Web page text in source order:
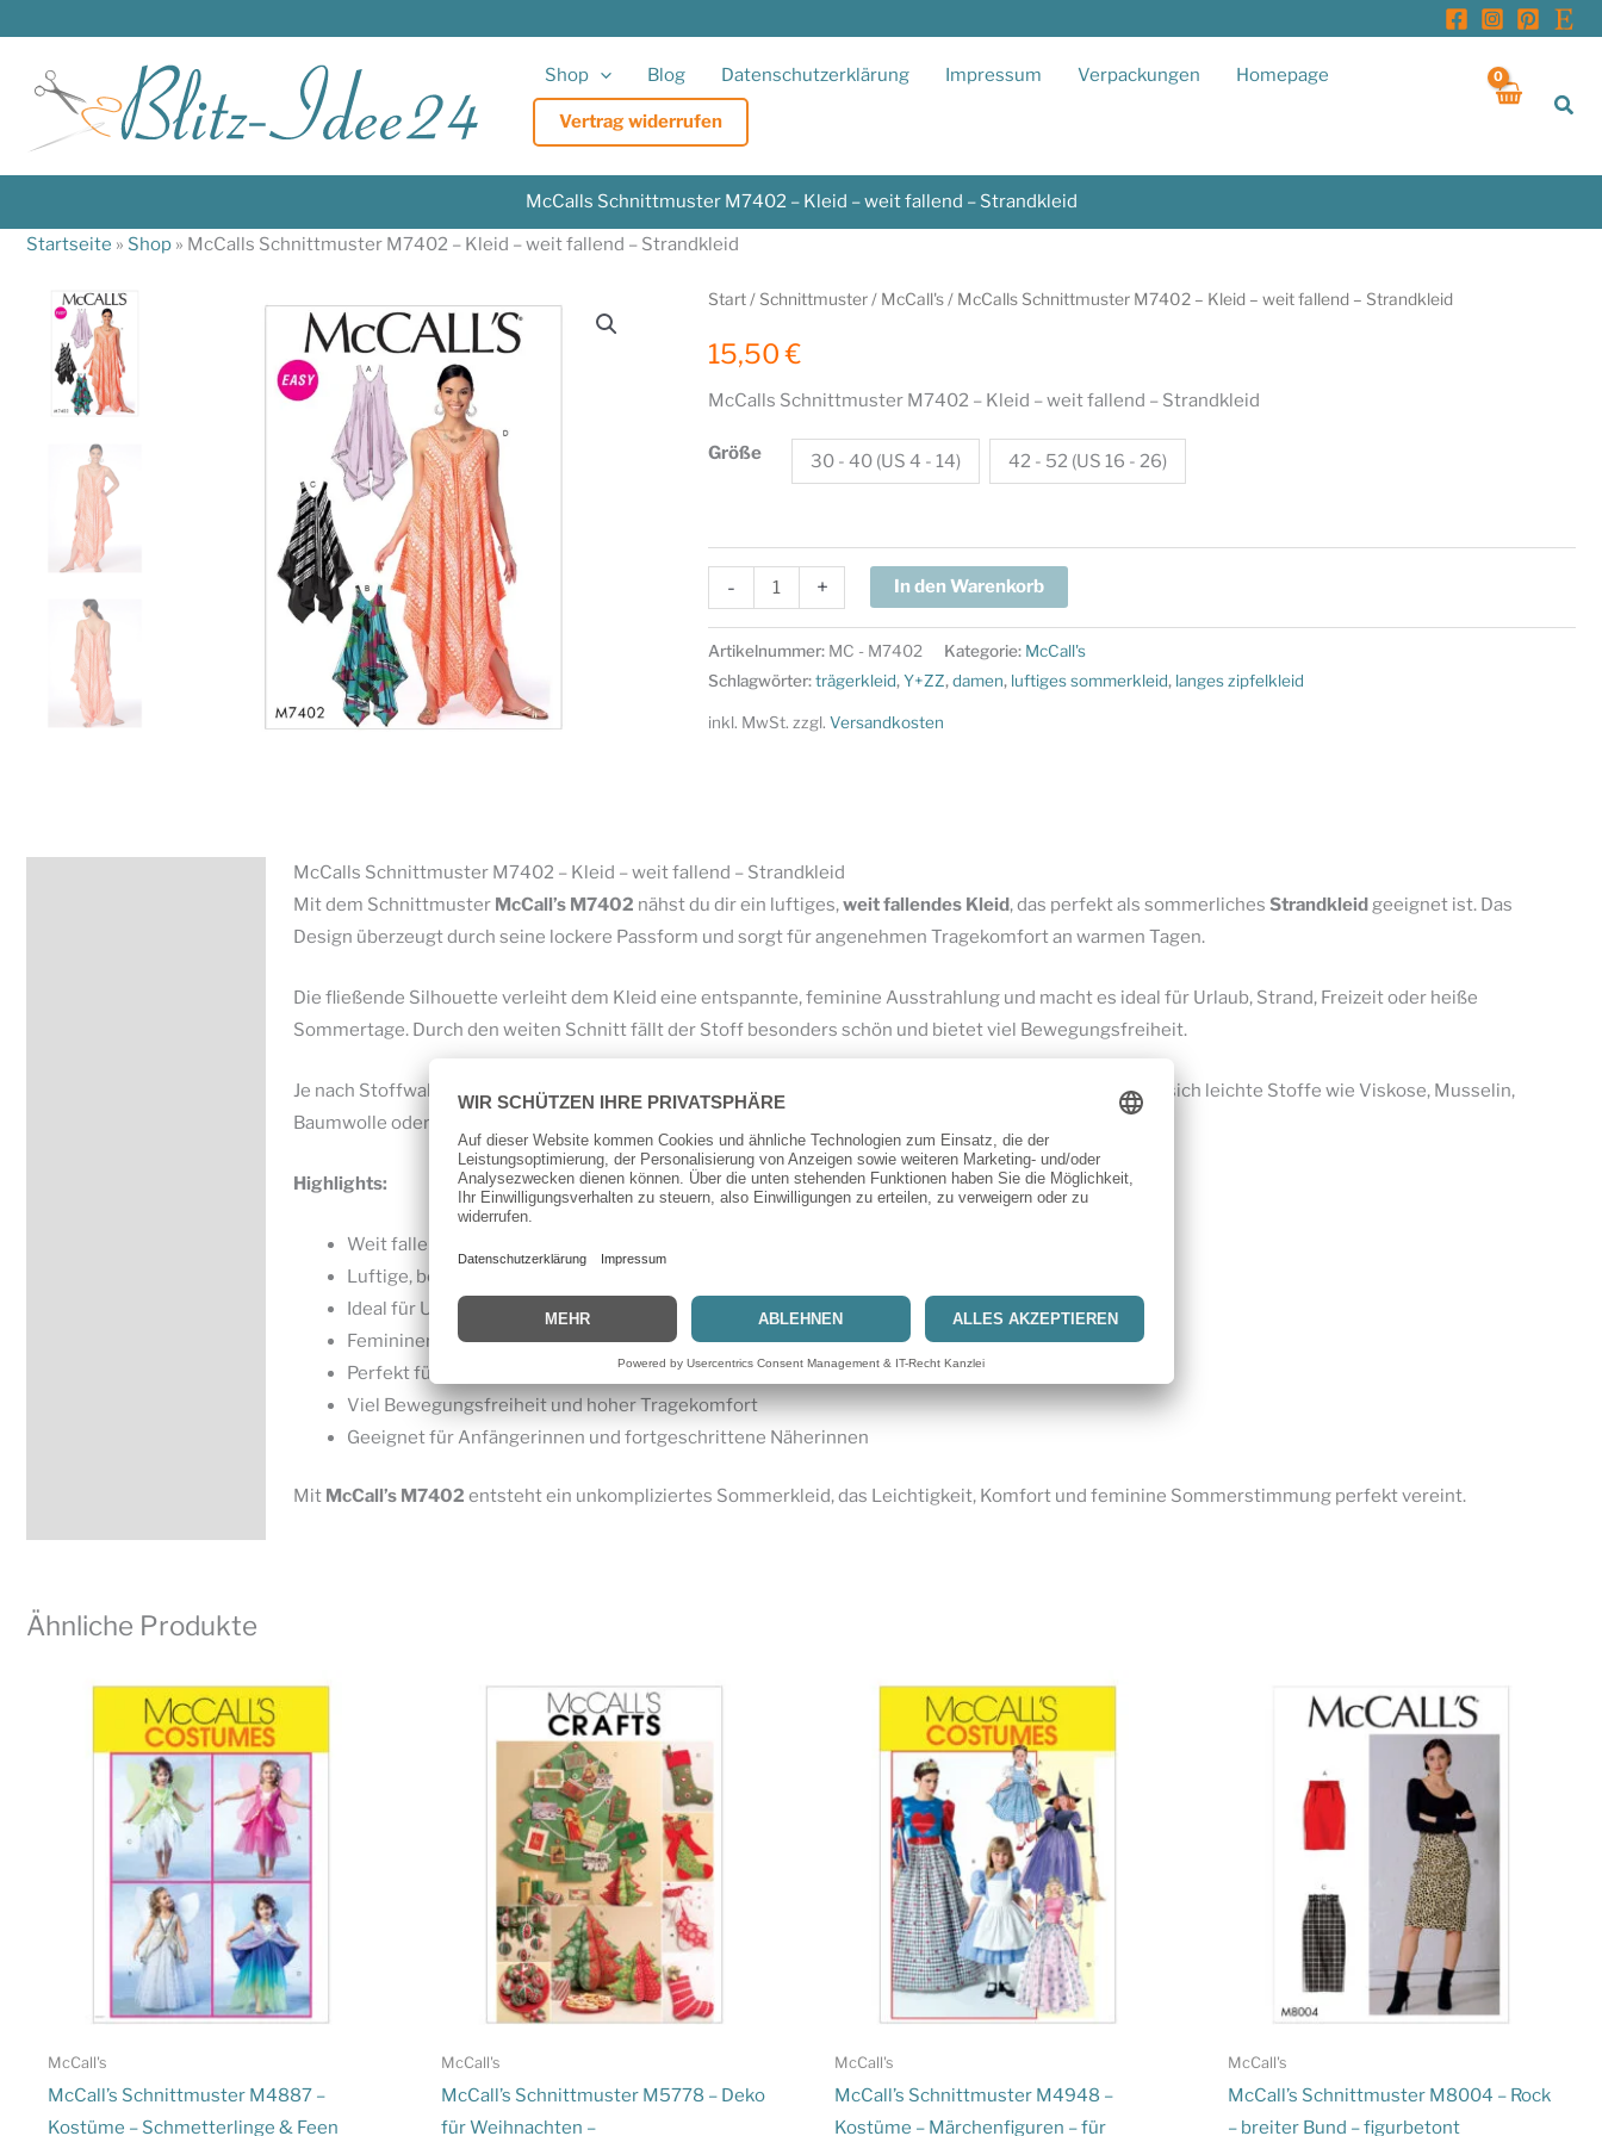
springen
Shop Blog Datenschutzerklärung Impressum Verpackungen Homepage
Vertrag widerrufen
McCalls Schnittmuster M7402 – Kleid – weit fallend – Strandkleid
Startseite » Shop » McCalls Schnittmuster M7402 – Kleid – weit fallend – Strandkleid
Start/ Schnittmuster/ McCall's/ McCalls Schnittmuster M7402 – Kleid – weit fallend – Strandkleid
15,50€
McCalls Schnittmuster M7402 – Kleid – weit fallend – Strandkleid
Größe 30 - 40 (US 4 - 14) 42 - 52 (US 16 - 26)
-
McCalls
Schnittmuster
M7402
-
Strandkleid
Menge
+ In den Warenkorb
Artikelnummer: MC - M7402 Kategorie: McCall's
Schlagwörter:trägerkleid,Y+ZZ,damen, luftiges sommerkleid, langes zipfelkleid
inkl. MwSt. zzgl. Versandkosten
McCalls Schnittmuster M7402 – Kleid – weit fallend – Strandkleid
Mit dem Schnittmuster McCall’sM7402 nähst du dir ein luftiges,weit fallendes Kleid, das perfekt als sommerliches Strandkleidgeeignet ist. Das
Design überzeugt durch seine lockere Passform und sorgt für angenehmen Tragekomfort an warmen Tagen.
Die fließende Silhouette verleiht dem Kleid eine entspannte, feminine Ausstrahlung und macht es ideal für Urlaub, Strand, Freizeit oder heiße
Sommertage. Durch den weiten Schnitt fällt der Stoff besonders schön und bietet viel Bewegungsfreiheit.
Je nach Stoffwahl wirkt das Kleid schlicht und natürlich oder sommerlich elegant. Besonders gut eignen sich leichte Stoffe wie Viskose, Musselin,
Baumwolle oder Leinen.
Highlights:
Weit fallendes Sommer- und Strandkleid
Luftige, bequeme Passform
Ideal für Urlaub, Strand und warme Tage
Femininer Look mit entspannter Ausstrahlung
Perfekt für leichte, fließende Stoffe
Viel Bewegungsfreiheit und hoher Tragekomfort
Geeignet für Anfängerinnen und fortgeschrittene Näherinnen
Mit McCall’sM7402 entsteht ein unkompliziertes Sommerkleid, das Leichtigkeit, Komfort und feminine Sommerstimmung perfekt vereint.
Ähnliche Produkte
McCall's
McCall’s Schnittmuster M4887 –
Kostüme – Schmetterlinge & Feen
McCall's
McCall’s Schnittmuster M5778 – Deko
für Weihnachten –
McCall's
McCall’s Schnittmuster M4948 –
Kostüme – Märchenfiguren – für
McCall's
McCall’s Schnittmuster M8004 – Rock
– breiter Bund – figurbetont